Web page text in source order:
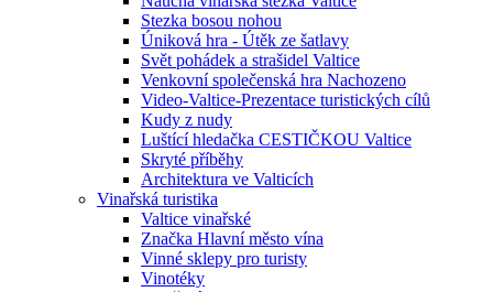
Stezka bosou nohou
Úniková hra - Útěk ze šatlavy
Svět pohádek a strašidel Valtice
Venkovní společenská hra Nachozeno
Video-Valtice-Prezentace turistických cílů
Kudy z nudy
Luštící hledačka CESTIČKOU Valtice
Skryté příběhy
Architektura ve Valticích
Vinařská turistika
Valtice vinařské
Značka Hlavní město vína
Vinné sklepy pro turisty
Vinotéky